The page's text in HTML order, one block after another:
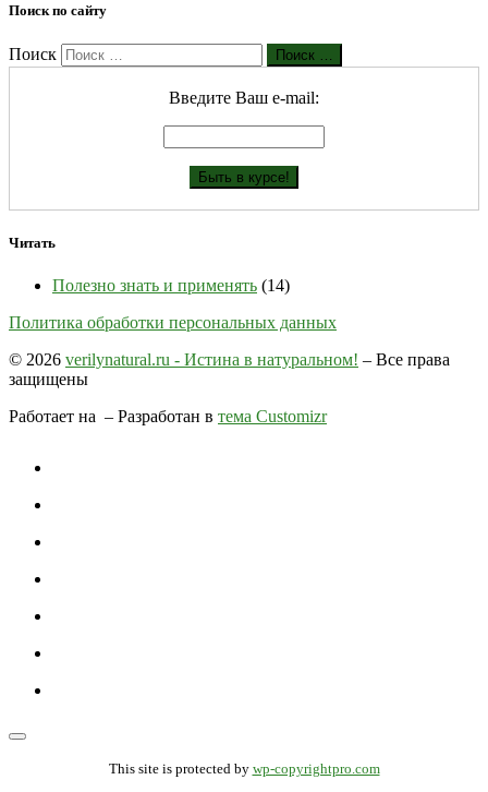
Поиск по сайту
Поиск Поиск …
Введите Ваш е-mail:
Читать
Полезно знать и применять (14)
Политика обработки персональных данных
© 2026 verilynatural.ru - Истина в натуральном! – Все права
защищены
Работает на – Разработан в тема Customizr
This site is protected by wp-copyrightpro.com